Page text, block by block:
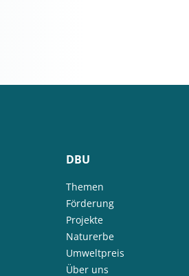
DBU
Themen
Förderung
Projekte
Naturerbe
Umweltpreis
Über uns